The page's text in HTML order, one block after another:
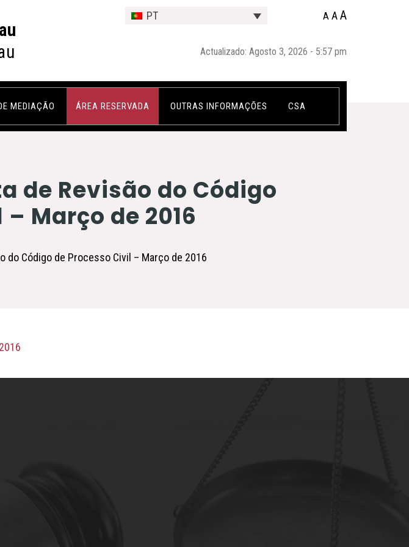
PT A AA
Actualizado: Agosto 3, 2026 - 5:57 pm
MEDIAÇÃO ÁREA RESERVADA OUTRAS INFORMAÇÕES CSA
de Revisão do Código
Março de 2016
do Código de Processo Civil – Março de 2016